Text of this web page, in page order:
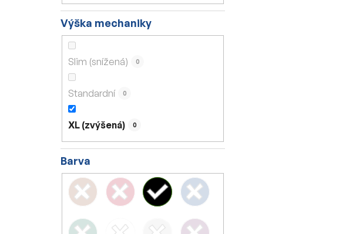
Výška mechaniky
Slim (snížená) 0
Standardní 0
XL (zvýšená) 0
Barva